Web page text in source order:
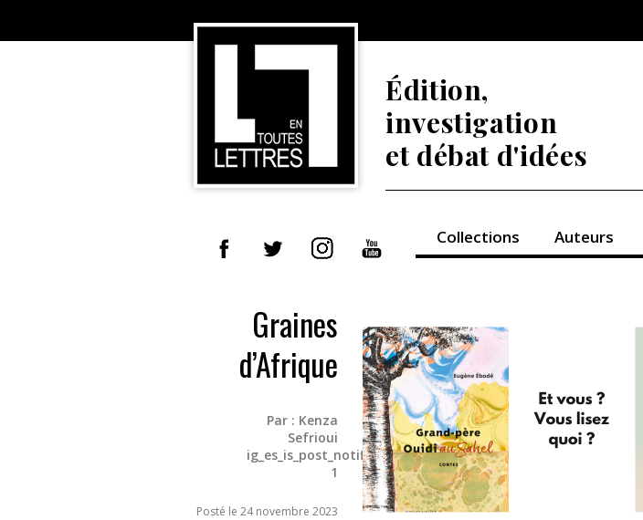
Édition,
investigation
et débat d'idées
Collections Auteurs
Graines
d’Afrique
Par : Kenza
Sefrioui
ig_es_is_post_notified :
1
Posté le 24 novembre 2023